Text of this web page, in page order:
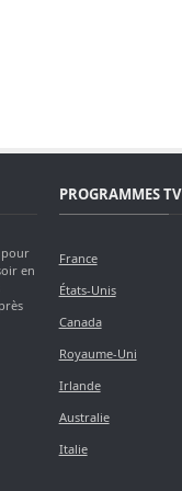
pour
en
PROGRAMMES TV
France
États-Unis
Canada
Royaume-Uni
Irlande
Australie
Italie